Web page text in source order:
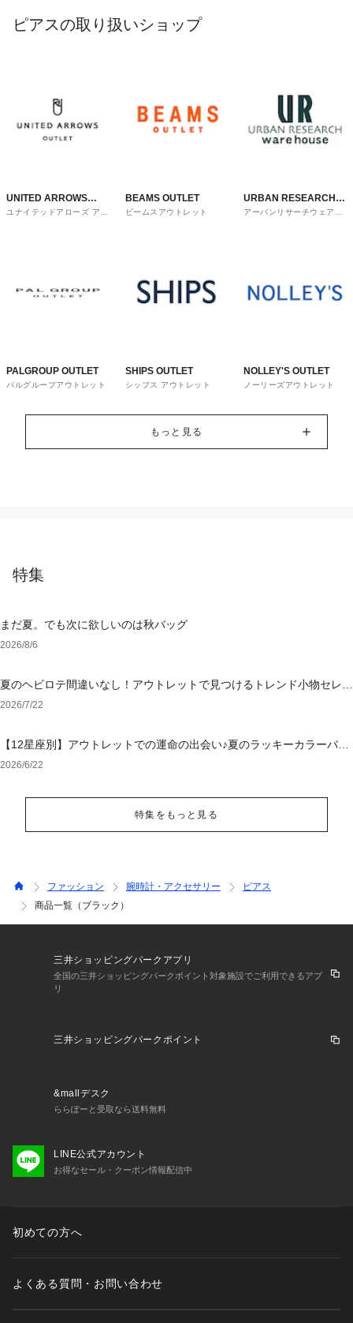
ピアスの取り扱いショップ
UNITED ARROWS
OUTLET
ユナイテッドアローズ アウ
BEAMS OUTLET
ビームスアウトレット
URBAN RESEARCH
ware house
アーバンリサーチウェアハ
PALGROUP OUTLET
パルグループアウトレット
SHIPS OUTLET
シップス アウトレット
NOLLEY'S OUTLET
ノーリーズアウトレット
もっと見る
特集
まだ夏。でも次に欲しいのは秋バッグ
2026/8/6
夏のヘビロテ間違いなし！アウトレットで見つけるトレンド小物セレク
ション
2026/7/22
【12星座別】アウトレットでの運命の出会い♪夏のラッキーカラーバッ
グ＆小物
2026/6/22
特集をもっと見る
ファッション 腕時計・アクセサリー
ピアス
商品一覧（ブラック）
三井ショッピングパークアプリ
全国の三井ショッピングパークポイント対象施設でご利用できるアプ
リ
三井ショッピングパークポイント
&mallデスク
ららぽーと受取なら送料無料
LINE公式アカウント
お得なセール・クーポン情報配信中
初めての方へ
よくある質問・お問い合わせ